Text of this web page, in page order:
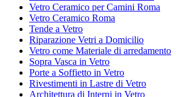
Vetro Ceramico per Camini Roma
Vetro Ceramico Roma
Tende a Vetro
Riparazione Vetri a Domicilio
Vetro come Materiale di arredamento
Sopra Vasca in Vetro
Porte a Soffietto in Vetro
Rivestimenti in Lastre di Vetro
Architettura di Interni in Vetro